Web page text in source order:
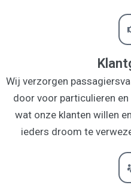
Wij verzorgen
door voor particulieren
wat onze klanten willen
ieders droom te